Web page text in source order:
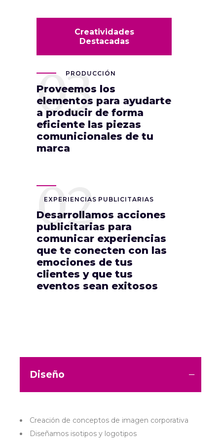
Creatividades
Destacadas
PRODUCCIÓN
Proveemos los
elementos para ayudarte
a producir de forma
eficiente las piezas
comunicionales de tu
marca
03
EXPERIENCIAS PUBLICITARIAS
Desarrollamos acciones
publicitarias para
comunicar experiencias
que te conecten con las
emociones de tus
clientes y que tus
eventos sean exitosos
02
Diseño
Creación de conceptos de imagen corporativa
Diseñamos isotipos y logotipos